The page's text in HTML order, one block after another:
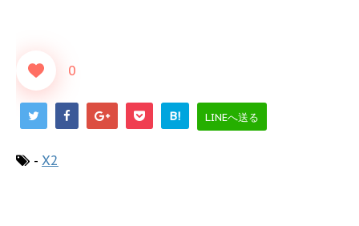
0
B! LINEへ送る
- X2